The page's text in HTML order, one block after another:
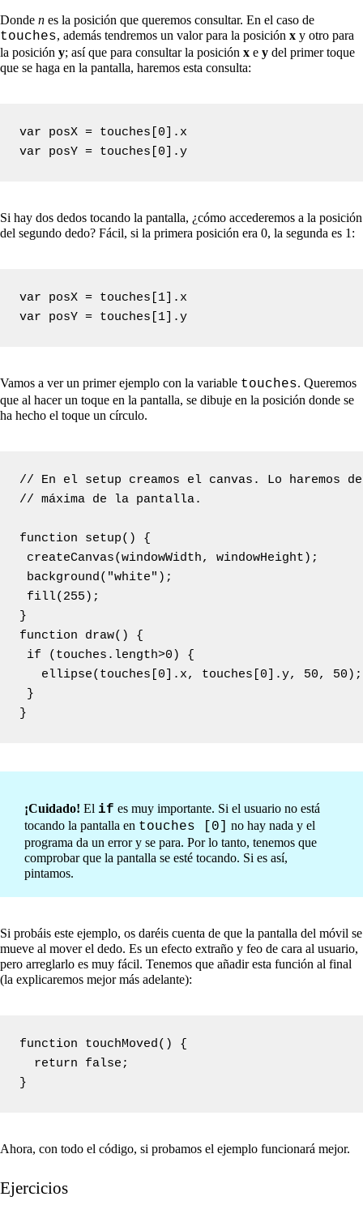
Donde n es la posición que queremos consultar. En el caso de
touches, además tendremos un valor para la posición x y otro para
la posición y; así que para consultar la posición x e y del primer toque
que se haga en la pantalla, haremos esta consulta:
var posX = touches[0].x
var posY = touches[0].y
Si hay dos dedos tocando la pantalla, ¿cómo accederemos a la posición
del segundo dedo? Fácil, si la primera posición era 0, la segunda es 1:
var posX = touches[1].x
var posY = touches[1].y
Vamos a ver un primer ejemplo con la variable touches. Queremos
que al hacer un toque en la pantalla, se dibuje en la posición donde se
ha hecho el toque un círculo.
// En el setup creamos el canvas. Lo haremos
// máxima de la pantalla.
function setup() {
createCanvas(windowWidth, windowHeight);
background("white");
fill(255);
}
function draw() {
if (touches.length>0) {
   ellipse(touches[0].x, touches[0].y, 50, 50);
}
¡Cuidado! El if es muy importante. Si el usuario no está
tocando la pantalla en touches [0] no hay nada y el
programa da un error y se para. Por lo tanto, tenemos que
comprobar que la pantalla se esté tocando. Si es así,
pintamos.
Si probáis este ejemplo, os daréis cuenta de que la pantalla del móvil se
mueve al mover el dedo. Es un efecto extraño y feo de cara al usuario,
pero arreglarlo es muy fácil. Tenemos que añadir esta función al final
(la explicaremos mejor más adelante):
function touchMoved() {
  return false;
}
Ahora, con todo el código, si probamos el ejemplo funcionará mejor.
Ejercicios